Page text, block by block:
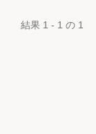
結果 1 - 1 の 1